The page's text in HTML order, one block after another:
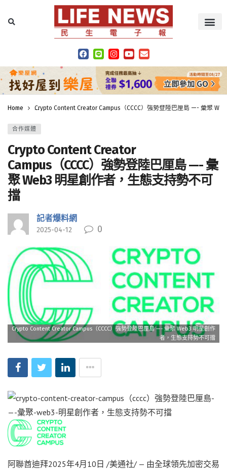
Home Crypto Content Creator Campus（CCCC）強勢登陸巴厘島 —- 彙聚
合作媒體
Crypto Content Creator
Campus（CCCC）強勢登陸巴厘島 —- 彙
聚 Web3 明星創作者，生態支持勢不可
擋
記者爆料網
2025-04-12 0
Crypto Content Creator Campus（CCCC）強勢登陸巴厘島 —- 彙聚 Web3 明星創作
者，生態支持勢不可擋
阿聯酋迪拜2025年4月10日 /美通社/ — 由全球領先加密交易